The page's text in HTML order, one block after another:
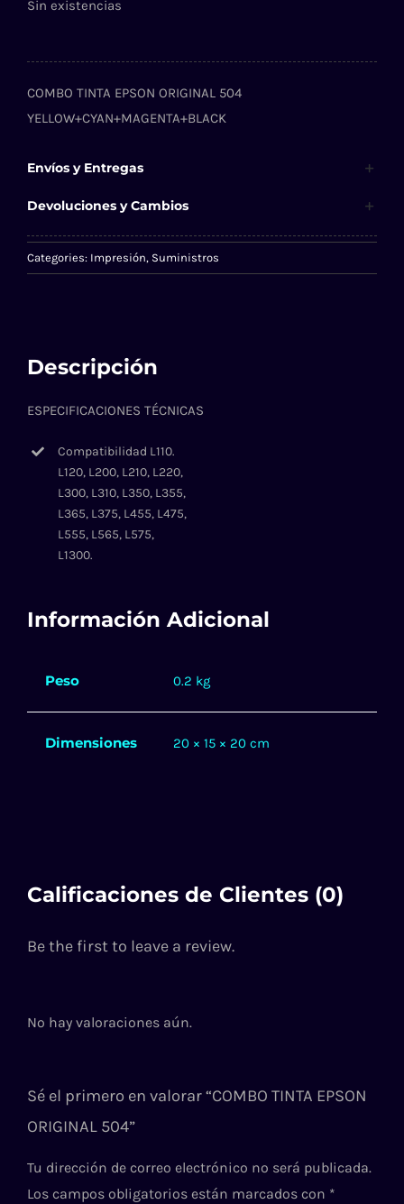
Sin existencias
COMBO TINTA EPSON ORIGINAL 504
YELLOW+CYAN+MAGENTA+BLACK
Envíos y Entregas
Devoluciones y Cambios
Categories: Impresión, Suministros
Descripción
ESPECIFICACIONES TÉCNICAS
Compatibilidad L110.
L120, L200, L210, L220,
L300, L310, L350, L355,
L365, L375, L455, L475,
L555, L565, L575,
L1300.
Información Adicional
Peso 0.2 kg
Dimensiones 20 × 15 × 20 cm
Calificaciones de Clientes (0)
Be the first to leave a review.
No hay valoraciones aún.
Sé el primero en valorar “COMBO TINTA EPSON
ORIGINAL 504”
Tu dirección de correo electrónico no será publicada.
Los campos obligatorios están marcados con *